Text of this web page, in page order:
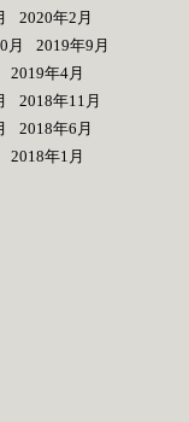
2020年2月
月
2019年9月
2019年4月
2018年11月
2018年6月
2018年1月